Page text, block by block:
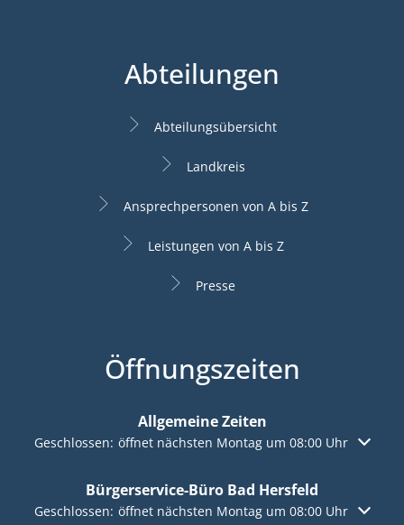
Abteilungen
Abteilungsübersicht
Landkreis
Ansprechpersonen von A bis Z
Leistungen von A bis Z
Presse
Öffnungszeiten
Allgemeine Zeiten
Klicken, um weitere Öffnungs- oder Schließzeiten
Geschlossen: öffnet nächsten Montag um 08:00 Uhr
Bürgerservice-Büro Bad Hersfeld
Klicken, um weitere Öffnungs- oder Schließzeiten
Geschlossen: öffnet nächsten Montag um 08:00 Uhr